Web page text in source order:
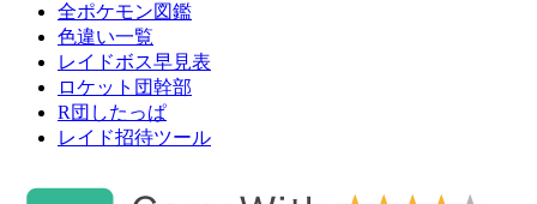
全ポケモン図鑑
色違い一覧
レイドボス早見表
ロケット団幹部
R団したっぱ
レイド招待ツール